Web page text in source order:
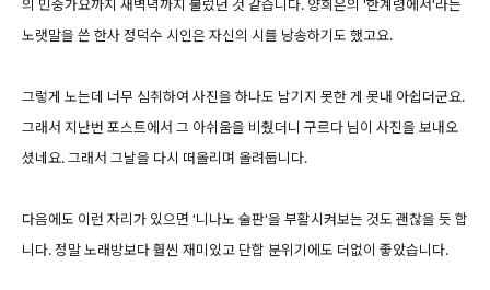
의 민중가요까지 새벽녁까지 불렀던 것 같습니다. 양희은의 '한계령에서'라는
노랫말을 쓴 한사 정덕수 시인은 자신의 시를 낭송하기도 했고요.
그렇게 노는데 너무 심취하여 사진을 하나도 남기지 못한 게 못내 아쉽더군요.
그래서 지난번 포스트에서 그 아쉬움을 비췄더니 구르다 님이 사진을 보내오
셨네요. 그래서 그날을 다시 떠올리며 올려둡니다.
다음에도 이런 자리가 있으면 '니나노 술판'을 부활시켜보는 것도 괜찮을 듯 합
니다. 정말 노래방보다 훨씬 재미있고 단합 분위기에도 더없이 좋았습니다.